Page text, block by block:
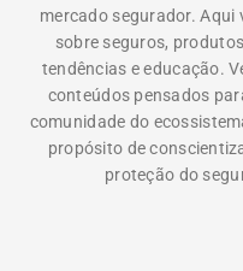
mercado segurador.
sobre seguros,
tendências e educação.
conteúdos pensados
comunidade do
propósito de
proteção do